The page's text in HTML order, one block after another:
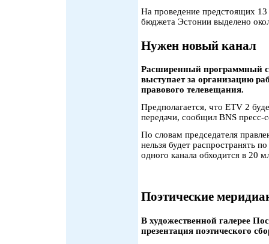
На проведение предстоящих
бюджета Эстонии выделено
Нужен новый канал
Расширенный программный
выступает за организацию
правового телевещания.
Предполагается, что ETV 2
передачи, сообщил BNS пресс-
По словам председателя
нельзя будет распространять
одного канала обходится в 20
Поэтические
В художественной галерее
презентация поэтического